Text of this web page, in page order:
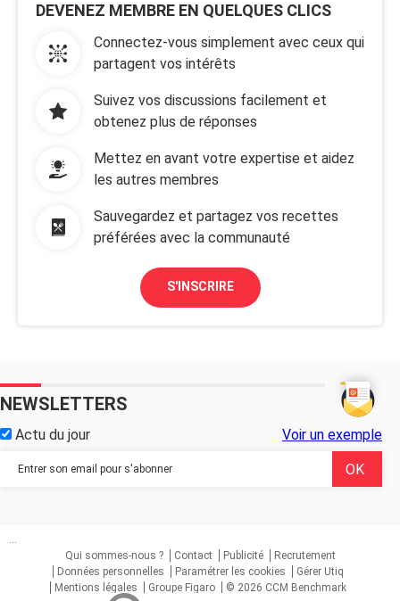
DEVENEZ MEMBRE EN QUELQUES CLICS
Connectez-vous simplement avec ceux qui
partagent vos intérêts
Suivez vos discussions facilement et
obtenez plus de réponses
Mettez en avant votre expertise et aidez
les autres membres
Sauvegardez et partagez vos recettes
préférées avec la communauté
S'INSCRIRE
NEWSLETTERS
Actu du jour Voir un exemple
...
Qui sommes-nous ?
Contact Publicité
Recrutement
Données personnelles
Paramétrer les cookies
Gérer Utiq
Mentions légales
Groupe Figaro © 2026 CCM Benchmark